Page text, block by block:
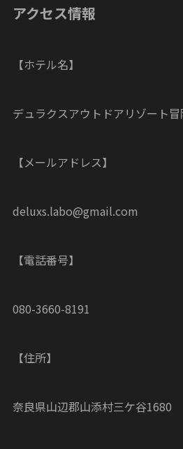
アクセス情報
【ホテル名】
デュラクスアウトドアリゾート
【メールアドレス】
deluxs.labo@gmail.com
【電話番号】
080-3660-8191
【住所】
奈良県山辺郡山添村三ケ谷1680